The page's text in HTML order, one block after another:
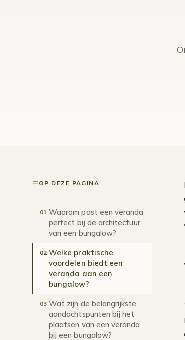
OP DEZE PAGINA
01 Waarom past een veranda
perfect bij de architectuur
van een bungalow?
02 Welke praktische
voordelen biedt een
veranda aan een
bungalow?
03 Wat zijn de belangrijkste
aandachtspunten bij het
plaatsen van een veranda
bij een bungalow?